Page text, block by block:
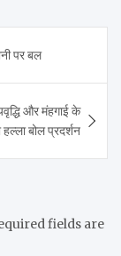
पर बल
और मंहगाई के
बोल प्रदर्शन
fields are